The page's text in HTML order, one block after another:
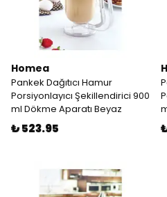
Homea
Pankek Dağıtıcı Hamur
Porsiyonlayıcı Şekillendirici 900
ml Dökme Aparatı Beyaz
₺ 523.95